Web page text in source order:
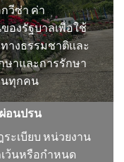
วีซ่า ค่า
องรัฐบาลเพื่อใช้
างธรรมชาติและ
าและการรักษา
นทุกคน
อนปรน
ะเบียบ หน่วยงาน
ว้นหรือกำหนด